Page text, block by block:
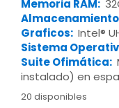
Memoria RAM:
Graficos: Intel®
Sistema
Suite Ofimática:
instalado) en
20 disponibles